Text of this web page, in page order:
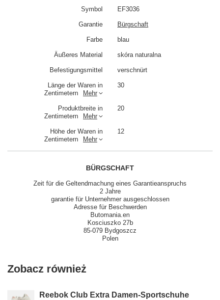
Symbol EF3036
Garantie Bürgschaft
Farbe blau
Äußeres Material skóra naturalna
Befestigungsmittel verschnürt
Länge der Waren in
Zentimetern
Mehr
30
Produktbreite in
Zentimetern
Mehr
20
Höhe der Waren in
Zentimetern
Mehr
12
BÜRGSCHAFT
Zeit für die Geltendmachung eines Garantieanspruchs
2 Jahre
garantie für Unternehmer ausgeschlossen
Adresse für Beschwerden
Butomania.en
Kosciuszko 27b
85-079 Bydgoszcz
Polen
Zobacz również
Reebok Club Extra Damen-Sportschuhe